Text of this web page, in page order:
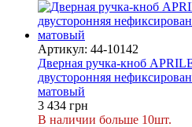
Артикул: 44-10142
Дверная ручка-кноб
двусторонняя
матовый
3 434 грн
В наличии больше 10шт.